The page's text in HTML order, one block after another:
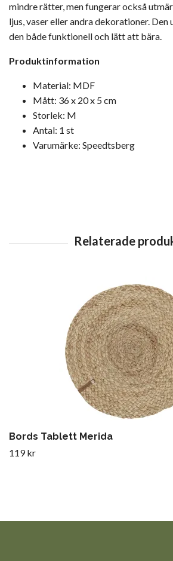
mindre rätter, men fungerar också
ljus, vaser eller andra dekorationer.
den både funktionell och lätt att bära.
Produktinformation
Material: MDF
Mått: 36 x 20 x 5 cm
Storlek: M
Antal: 1 st
Varumärke: Speedtsberg
Bords Tablett Merida
119 kr